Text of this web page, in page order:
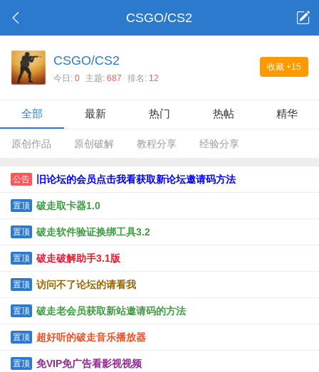
CSGO/CS2
收藏 +15
CSGO/CS2
今日: 0 主题: 687 排名: 12
全部 最新 热门 热帖 精华
原创作品 原创破解 教程分享 经验分享
公告 旧论坛的会员点击我看获取新论坛邀请码方法
置顶 破走取卡器1.0
置顶 破走软件验证换绑工具3.2
置顶 破走破解助手3.1版
置顶 访问不了论坛的请看我
置顶 破走老会员获取新站邀请码的方法
置顶 超好听的破走音乐播放器
置顶 免VIP免广告看影视视频